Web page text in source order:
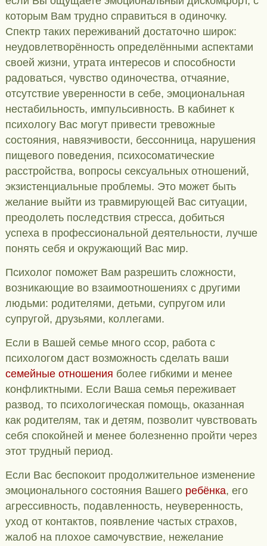
которым Вам трудно справиться в одиночку.
Спектр таких переживаний достаточно широк:
неудовлетворённость определёнными аспектами
своей жизни, утрата интересов и способности
радоваться, чувство одиночества, отчаяние,
отсутствие уверенности в себе, эмоциональная
нестабильность, импульсивность. В кабинет к
психологу Вас могут привести тревожные
состояния, навязчивости, бессонница, нарушения
пищевого поведения, психосоматические
расстройства, вопросы сексуальных отношений,
экзистенциальные проблемы. Это может быть
желание выйти из травмирующей Вас ситуации,
преодолеть последствия стресса, добиться
успеха в профессиональной деятельности, лучше
понять себя и окружающий Вас мир.
Психолог поможет Вам разрешить сложности,
возникающие во взаимоотношениях с другими
людьми: родителями, детьми, супругом или
супругой, друзьями, коллегами.
Если в Вашей семье много ссор, работа с
психологом даст возможность сделать ваши
семейные отношения более гибкими и менее
конфликтными. Если Ваша семья переживает
развод, то психологическая помощь, оказанная
как родителям, так и детям, позволит чувствовать
себя спокойней и менее болезненно пройти через
этот трудный период.
Если Вас беспокоит продолжительное изменение
эмоционального состояния Вашего ребёнка, его
агрессивность, подавленность, неуверенность,
уход от контактов, появление частых страхов,
жалоб на плохое самочувствие, нежелание